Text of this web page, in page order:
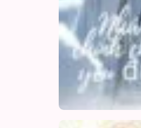
Chap 6
Chap 5
Chap 4
Chap 2